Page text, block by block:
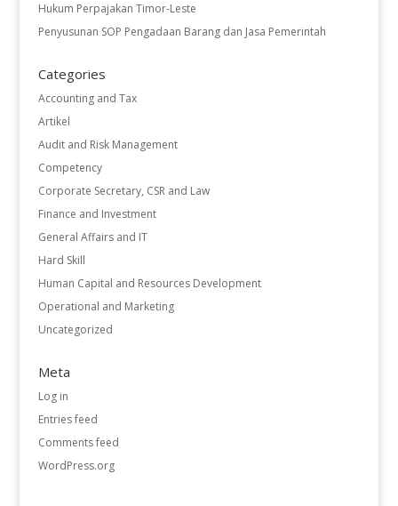
Hukum Perpajakan Timor-Leste
Penyusunan SOP Pengadaan Barang dan Jasa Pemerintah
Categories
Accounting and Tax
Artikel
Audit and Risk Management
Competency
Corporate Secretary, CSR and Law
Finance and Investment
General Affairs and IT
Hard Skill
Human Capital and Resources Development
Operational and Marketing
Uncategorized
Meta
Log in
Entries feed
Comments feed
WordPress.org